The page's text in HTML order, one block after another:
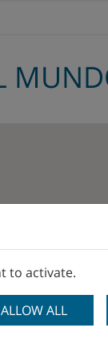
to activate.
ALLOW ALL